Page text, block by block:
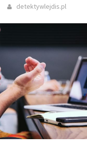
detektywlejdis.pl